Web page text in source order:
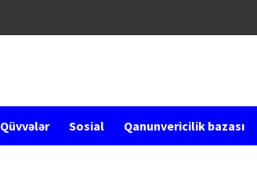
Sosial Qanunvericilik bazası